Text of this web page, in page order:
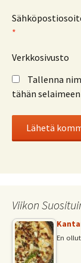
*
Verkkosivusto
Tallenna
tähän
Viikon
En